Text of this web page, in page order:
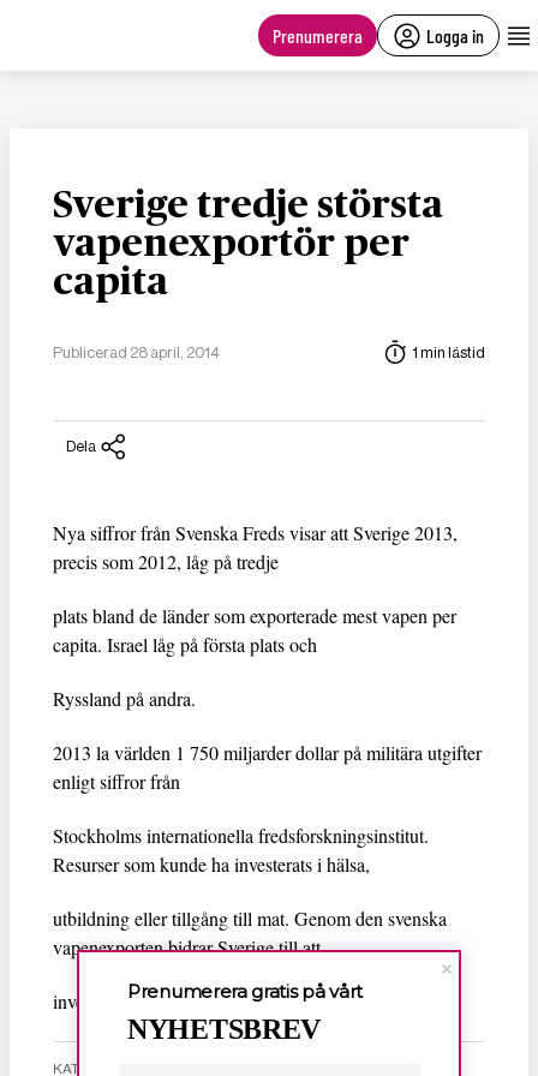
Prenumerera Logga in
Sverige tredje största
vapenexportör per
capita
Publicerad 28 april, 2014 1 min lästid
Dela
Nya siffror från Svenska Freds visar att Sverige 2013,
precis som 2012, låg på tredje
plats bland de länder som exporterade mest vapen per
capita. Israel låg på första plats och
Ryssland på andra.
2013 la världen 1 750 miljarder dollar på militära utgifter
enligt siffror från
Stockholms internationella fredsforskningsinstitut.
Resurser som kunde ha investerats i hälsa,
utbildning eller tillgång till mat. Genom den svenska
vapenexporten bidrar Sverige till att
investeringar i militär och vapen överprioriteras.
KATEGORI
Prenumerera gratis på vårt
NYHETSBREV